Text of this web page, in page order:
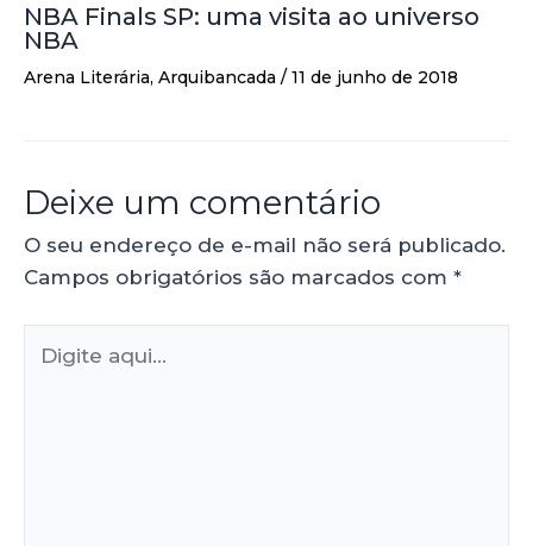
NBA Finals SP: uma visita ao universo
NBA
Arena Literária, Arquibancada / 11 de junho de 2018
Deixe um comentário
O seu endereço de e-mail não será publicado.
Campos obrigatórios são marcados com *